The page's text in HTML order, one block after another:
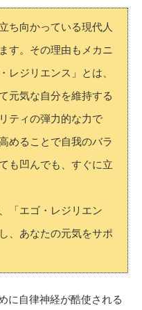
ち向かっている現代人
す。その理由もメカニ
ジリエンス」とは、
元気な自分を維持する
ティの弾力的な力で
めることで自我のバラ
も凹んでも、すぐに立
「エゴ・レジリエン
、あなたの元気をサポ
に自律神経が酷使される